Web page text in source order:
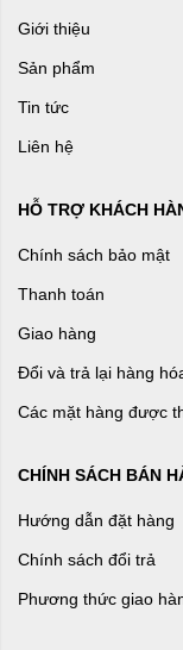
Giới thiệu
Sản phẩm
Tin tức
Liên hệ
HỖ TRỢ KHÁCH
Chính sách bảo mật
Thanh toán
Giao hàng
Đổi và trả lại hàng
Các mặt hàng được
CHÍNH SÁCH BÁN
Hướng dẫn đặt hàng
Chính sách đổi trả
Phương thức giao